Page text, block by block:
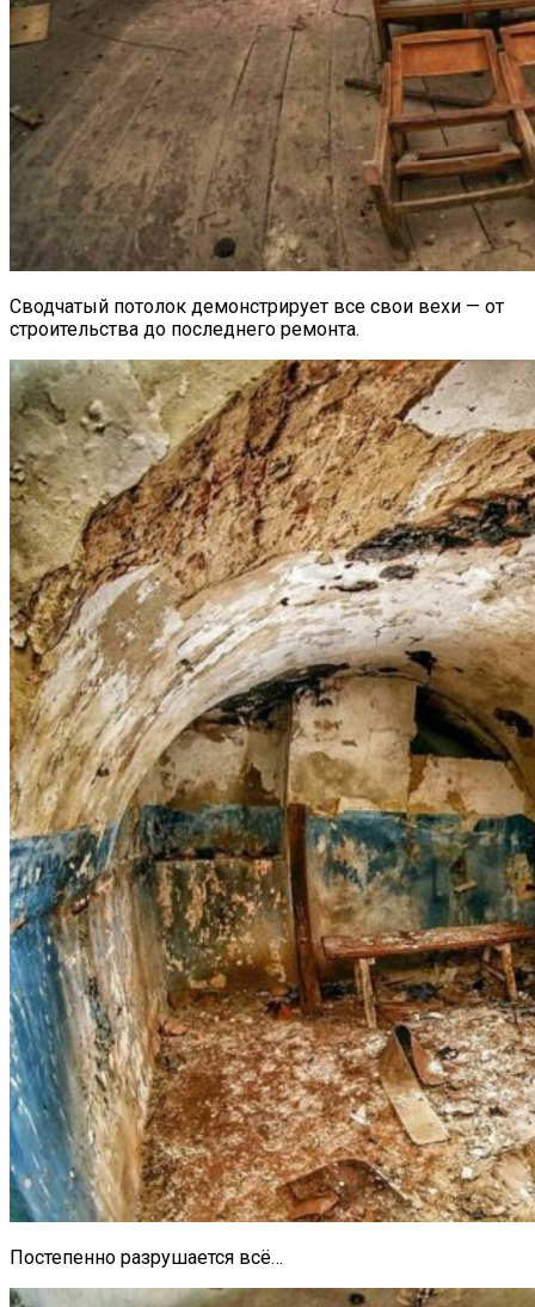
Сводчатый потолок демонстрирует все свои вехи — от
строительства до последнего ремонта.
Постепенно разрушается всё…